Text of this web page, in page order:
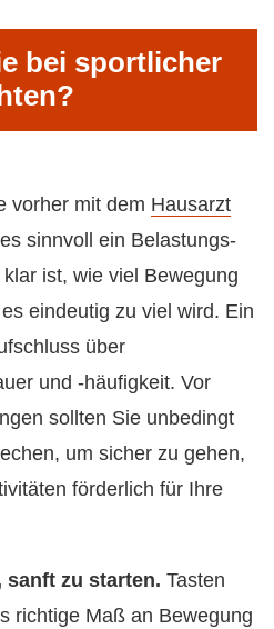
bei sportlicher
vorher mit dem Hausarzt
sinnvoll ein Belastungs-
ist, wie viel Bewegung
eindeutig zu viel wird. Ein
über
und -häufigkeit. Vor
sollten Sie unbedingt
um sicher zu gehen,
förderlich für Ihre
zu starten. Tasten
richtige Maß an Bewegung